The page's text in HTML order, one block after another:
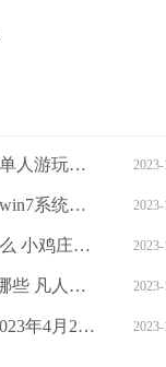
红霞岛可以单人玩吗 红霞岛单人游玩介绍
win7系统怎么关闭远程控制 win7系统关闭远程控制方法介绍
小鸡庄园最新的答案5.6是什么 小鸡庄园最新答题答案2023年5月6日
凡人修仙传人界篇兑换码有哪些 凡人修仙传人界篇永久可用兑换码
蚂蚁庄园4月22日答案最新 2023年4月22日蚂蚁庄园答案